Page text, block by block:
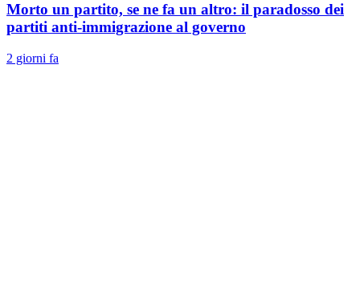
Morto un partito, se ne fa un altro: il paradosso dei
partiti anti-immigrazione al governo
2 giorni fa